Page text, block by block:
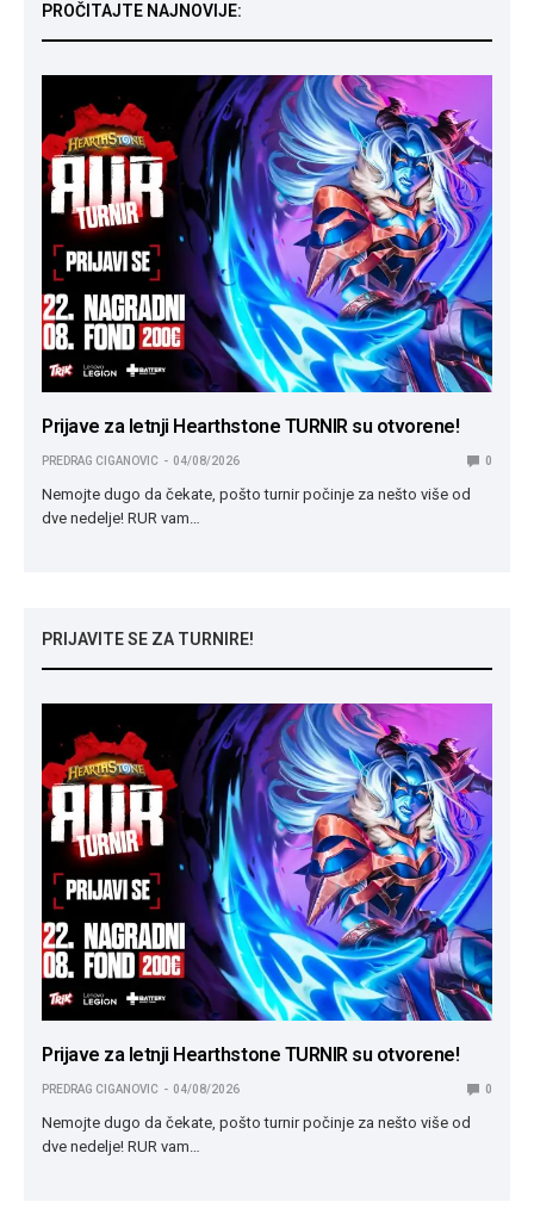
PROČITAJTE NAJNOVIJE:
Prijave za letnji Hearthstone TURNIR su otvorene!
PREDRAG CIGANOVIC 04/08/2026 0
Nemojte dugo da čekate, pošto turnir počinje za nešto više od
dve nedelje! RUR vam…
PRIJAVITE SE ZA TURNIRE!
Prijave za letnji Hearthstone TURNIR su otvorene!
PREDRAG CIGANOVIC 04/08/2026 0
Nemojte dugo da čekate, pošto turnir počinje za nešto više od
dve nedelje! RUR vam…